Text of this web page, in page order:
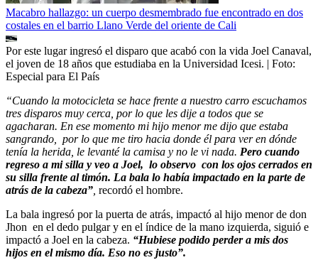
Macabro hallazgo: un cuerpo desmembrado fue encontrado en dos
costales en el barrio Llano Verde del oriente de Cali
Por este lugar ingresó el disparo que acabó con la vida Joel Canaval,
el joven de 18 años que estudiaba en la Universidad Icesi. | Foto:
Especial para El País
“Cuando la motocicleta se hace frente a nuestro carro escuchamos
tres disparos muy cerca, por lo que les dije a todos que se
agacharan. En ese momento mi hijo menor me dijo que estaba
sangrando, por lo que me tiro hacia donde él para ver en dónde
tenía la herida, le levanté la camisa y no le vi nada. Pero cuando
regreso a mi silla y veo a Joel, lo observo con los ojos cerrados en
su silla frente al timón. La bala lo había impactado en la parte de
atrás de la cabeza” recordó el hombre.
La bala ingresó por la puerta de atrás, impactó al hijo menor de don
Jhon en el dedo pulgar y en el índice de la mano izquierda, siguió e
impactó a Joel en la cabeza. “Hubiese podido perder a mis dos
hijos en el mismo día. Eso no es justo”.